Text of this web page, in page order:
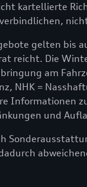
kartellierte
gelten
reicht. Die
am
NHK =
Informationen
und